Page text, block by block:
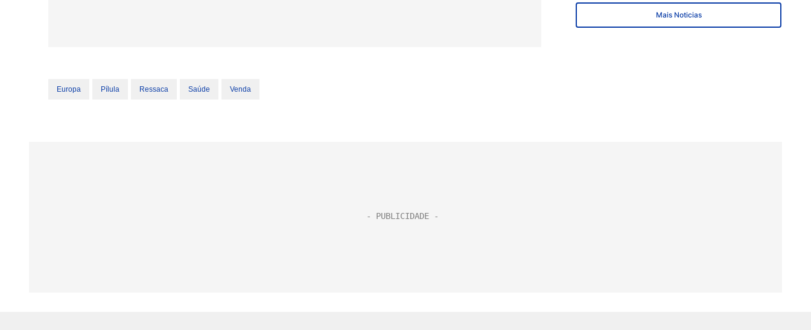
Europa Pílula Ressaca Saúde Venda